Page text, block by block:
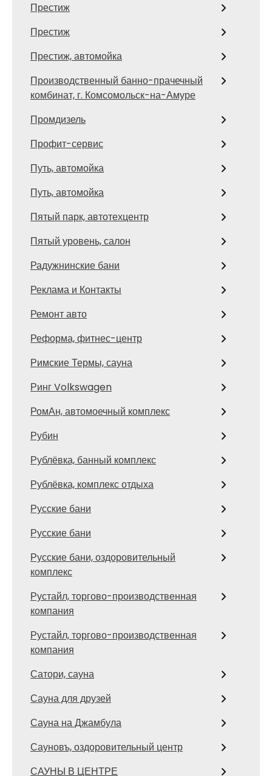
Престиж
Престиж
Престиж, автомойка
Производственный банно-прачечный
комбинат, г. Комсомольск-на-Амуре
Промдизель
Профит-сервис
Путь, автомойка
Путь, автомойка
Пятый парк, автотехцентр
Пятый уровень, салон
Радужнинские бани
Реклама и Контакты
Ремонт авто
Реформа, фитнес-центр
Римские Термы, сауна
Ринг Volkswagen
РомАн, автомоечный комплекс
Рубин
Рублёвка, банный комплекс
Рублёвка, комплекс отдыха
Русские бани
Русские бани
Русские бани, оздоровительный
комплекс
Рустайл, торгово-производственная
компания
Рустайл, торгово-производственная
компания
Сатори, сауна
Сауна для друзей
Сауна на Джамбула
Сауновъ, оздоровительный центр
САУНЫ В ЦЕНТРЕ